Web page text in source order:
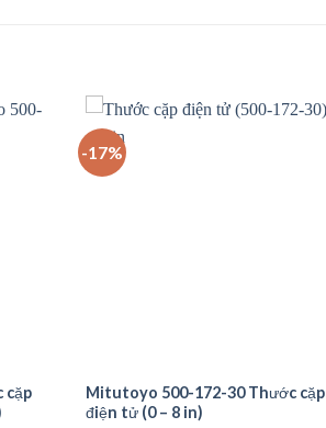
cặp
-17%
Mitutoyo 500-172-30 Thước cặp
điện tử (0 – 8 in)